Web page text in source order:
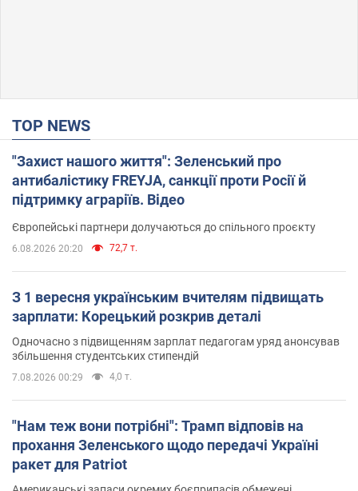
TOP NEWS
"Захист нашого життя": Зеленський про
антибалістику FREYJA, санкції проти Росії й
підтримку аграріїв. Відео
Європейські партнери долучаються до спільного проєкту
6.08.2026 20:20 72,7 т.
З 1 вересня українським вчителям підвищать
зарплати: Корецький розкрив деталі
Одночасно з підвищенням зарплат педагогам уряд анонсував
збільшення студентських стипендій
7.08.2026 00:29 4,0 т.
"Нам теж вони потрібні": Трамп відповів на
прохання Зеленського щодо передачі Україні
ракет для Patriot